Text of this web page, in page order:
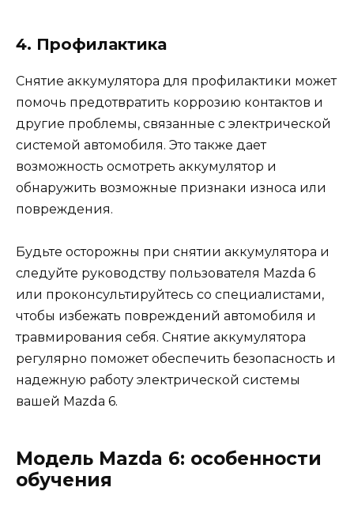
4. Профилактика
Снятие аккумулятора для профилактики может
помочь предотвратить коррозию контактов и
другие проблемы, связанные с электрической
системой автомобиля. Это также дает
возможность осмотреть аккумулятор и
обнаружить возможные признаки износа или
повреждения.
Будьте осторожны при снятии аккумулятора и
следуйте руководству пользователя Mazda 6
или проконсультируйтесь со специалистами,
чтобы избежать повреждений автомобиля и
травмирования себя. Снятие аккумулятора
регулярно поможет обеспечить безопасность и
надежную работу электрической системы
вашей Mazda 6.
Модель Mazda 6: особенности
обучения